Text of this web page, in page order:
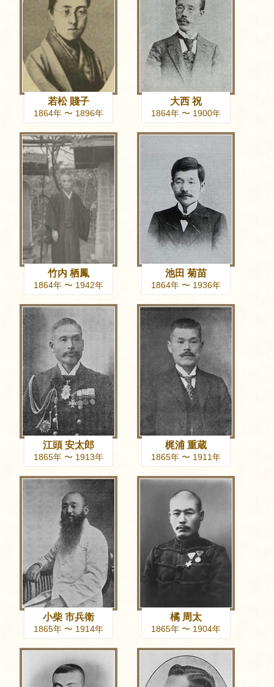
若松 賤子
1864年 〜 1896年
大西 祝
1864年 〜 1900年
竹内 栖鳳
1864年 〜 1942年
池田 菊苗
1864年 〜 1936年
江頭 安太郎
1865年 〜 1913年
梶浦 重蔵
1865年 〜 1911年
小柴 市兵衛
1865年 〜 1914年
橘 周太
1865年 〜 1904年